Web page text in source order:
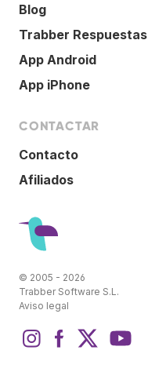
Blog
Trabber Respuestas
App Android
App iPhone
CONTACTAR
Contacto
Afiliados
© 2005 - 2026
Trabber Software S.L.
Aviso legal